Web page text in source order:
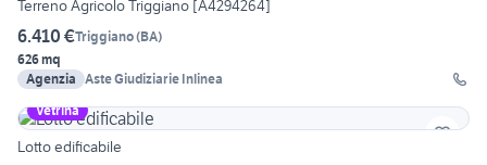
Terreno Agricolo Triggiano [A4294264]
6.410 €Triggiano(BA)
626 mq
Agenzia Aste Giudiziarie Inlinea
Vetrina
Lotto edificabile